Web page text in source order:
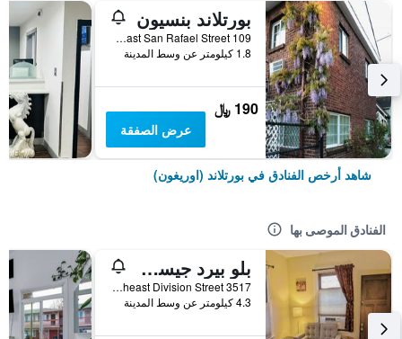
بورتلاند بنسيون
109 Northeast San Rafael Street, بورتلاند (اوريغون), OR, الولايات المتحدة الأميريكية
1.8 كيلومتر عن وسط المدينة
190 ﷼
عرض الصفقة
شاهد أرخص الفنادق في بورتلاند (اوريغون)
الفنادق الموصى بها
بلو بيرد جيست هاوس
3517 Southeast Division Street, بورتلاند (اوريغون), OR, الولايات المتحدة الأميريكية
4.3 كيلومتر عن وسط المدينة